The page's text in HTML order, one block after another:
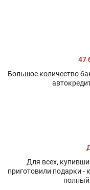
47
Большое количество
Для всех,
приготовили подарки -